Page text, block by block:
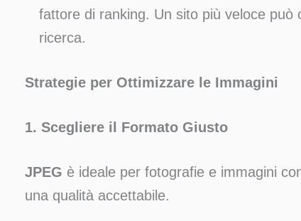
fattore di ranking. Un sito più veloce può
ricerca.
Strategie per Ottimizzare le Immagini
1. Scegliere il Formato Giusto
JPEG è ideale per fotografie e immagini
una qualità accettabile.